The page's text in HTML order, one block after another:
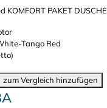
KOMFORT PAKET DUSCHE
Tango Red
zum Vergleich hinzufügen